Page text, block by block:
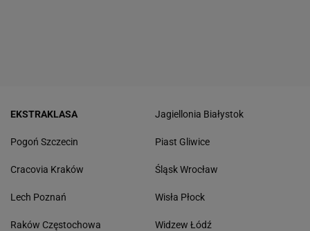
EKSTRAKLASA
Pogoń Szczecin
Cracovia Kraków
Lech Poznań
Raków Częstochowa
Jagiellonia Białystok
Piast Gliwice
Śląsk Wrocław
Wisła Płock
Widzew Łódź